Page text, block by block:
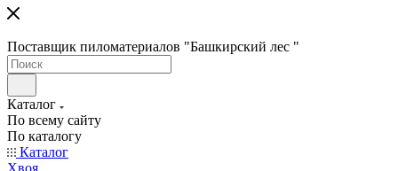
Поставщик пиломатериалов "Башкирский лес "
Каталог
По всему сайту
По каталогу
Каталог
Хвоя